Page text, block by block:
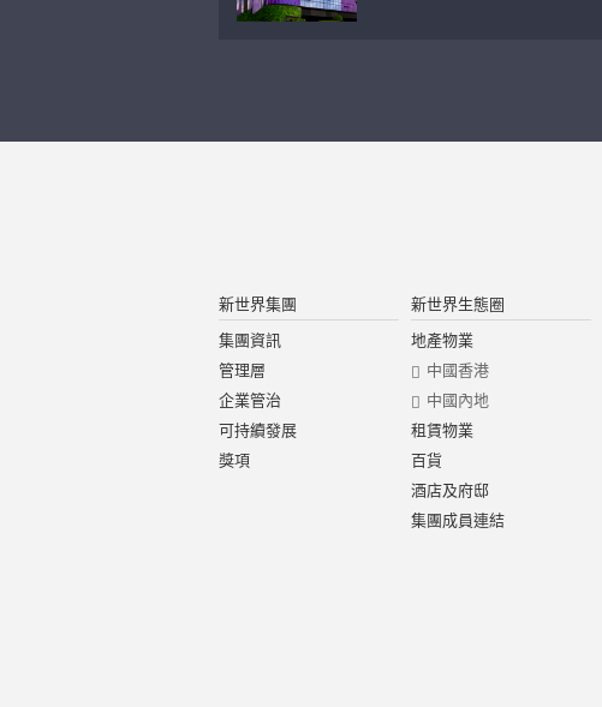
新世界集團
集團資訊
管理層
企業管治
可持續發展
獎項
新世界生態圈
地產物業
中國香港
中國內地
租賃物業
百貨
酒店及府邸
集團成員連結